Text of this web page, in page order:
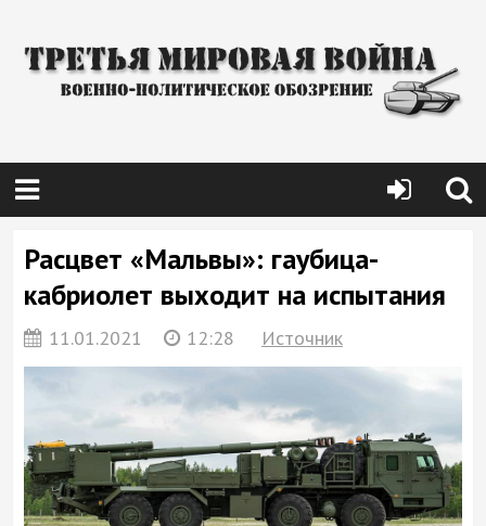
Расцвет «Мальвы»: гаубица-
кабриолет выходит на испытания
11.01.2021 12:28 Источник